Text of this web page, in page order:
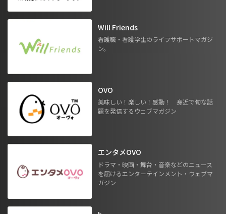
Will Friends
看護職・看護学生のライフサポートマガジ
ン。
OVO
美味しい！楽しい！感動！ 身近で旬な話
題を発信するウェブマガジン
エンタメOVO
ドラマ・映画・舞台・音楽などのニュース
を届けるエンターテインメント・ウェブマ
ガジン